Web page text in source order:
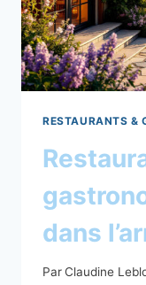
RESTAURANTS &
dans
ParClaudine